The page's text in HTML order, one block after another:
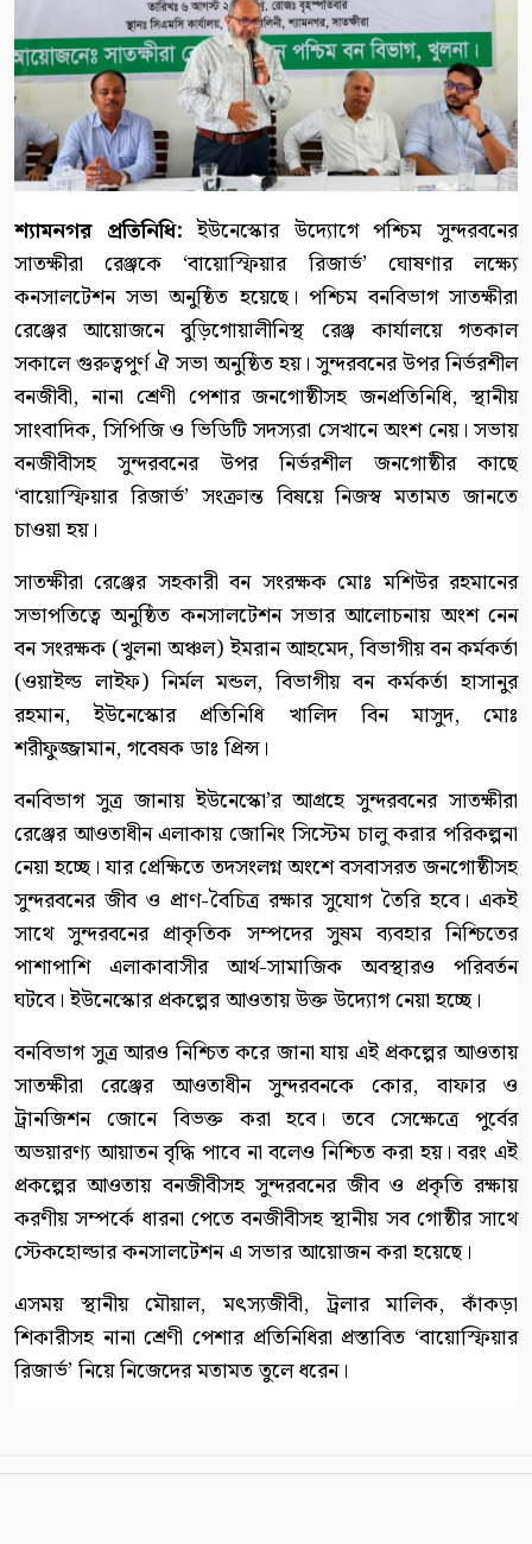
শ্যামনগর প্রতিনিধি: ইউনেস্কোর উদ্যোগে পশ্চিম সুন্দরবনের
সাতক্ষীরা রেঞ্জকে ‘বায়োস্ফিয়ার রিজার্ভ’ ঘোষণার লক্ষ্যে
কনসালটেশন সভা অনুষ্ঠিত হয়েছে। পশ্চিম বনবিভাগ সাতক্ষীরা
রেঞ্জের আয়োজনে বুড়িগোয়ালীনিস্থ রেঞ্জ কার্যালয়ে গতকাল
সকালে গুরুত্বপুর্ণ ঐ সভা অনুষ্ঠিত হয়। সুন্দরবনের উপর নির্ভরশীল
বনজীবী, নানা শ্রেণী পেশার জনগোষ্ঠীসহ জনপ্রতিনিধি, স্থানীয়
সাংবাদিক, সিপিজি ও ভিডিটি সদস্যরা সেখানে অংশ নেয়। সভায়
বনজীবীসহ সুন্দরবনের উপর নির্ভরশীল জনগোষ্ঠীর কাছে
‘বায়োস্ফিয়ার রিজার্ভ’ সংক্রান্ত বিষয়ে নিজস্ব মতামত জানতে
চাওয়া হয়।
সাতক্ষীরা রেঞ্জের সহকারী বন সংরক্ষক মোঃ মশিউর রহমানের
সভাপতিত্বে অনুষ্ঠিত কনসালটেশন সভার আলোচনায় অংশ নেন
বন সংরক্ষক (খুলনা অঞ্চল) ইমরান আহমেদ, বিভাগীয় বন কর্মকর্তা
(ওয়াইল্ড লাইফ) নির্মল মন্ডল, বিভাগীয় বন কর্মকর্তা হাসানুর
রহমান, ইউনেস্কোর প্রতিনিধি খালিদ বিন মাসুদ, মোঃ
শরীফুজ্জামান, গবেষক ডাঃ প্রিন্স।
বনবিভাগ সুত্র জানায় ইউনেস্কো’র আগ্রহে সুন্দরবনের সাতক্ষীরা
রেঞ্জের আওতাধীন এলাকায় জোনিং সিস্টেম চালু করার পরিকল্পনা
নেয়া হচ্ছে। যার প্রেক্ষিতে তদসংলগ্ন অংশে বসবাসরত জনগোষ্ঠীসহ
সুন্দরবনের জীব ও প্রাণ-বৈচিত্র রক্ষার সুযোগ তৈরি হবে। একই
সাথে সুন্দরবনের প্রাকৃতিক সম্পদের সুষম ব্যবহার নিশ্চিতের
পাশাপাশি এলাকাবাসীর আর্থ-সামাজিক অবস্থারও পরিবর্তন
ঘটবে। ইউনেস্কোর প্রকল্পের আওতায় উক্ত উদ্যোগ নেয়া হচ্ছে।
বনবিভাগ সুত্র আরও নিশ্চিত করে জানা যায় এই প্রকল্পের আওতায়
সাতক্ষীরা রেঞ্জের আওতাধীন সুন্দরবনকে কোর, বাফার ও
ট্রানজিশন জোনে বিভক্ত করা হবে। তবে সেক্ষেত্রে পুর্বের
অভয়ারণ্য আয়াতন বৃদ্ধি পাবে না বলেও নিশ্চিত করা হয়। বরং এই
প্রকল্পের আওতায় বনজীবীসহ সুন্দরবনের জীব ও প্রকৃতি রক্ষায়
করণীয় সম্পর্কে ধারনা পেতে বনজীবীসহ স্থানীয় সব গোষ্ঠীর সাথে
স্টেকহোল্ডার কনসালটেশন এ সভার আয়োজন করা হয়েছে।
এসময় স্থানীয় মৌয়াল, মৎস্যজীবী, ট্রলার মালিক, কাঁকড়া
শিকারীসহ নানা শ্রেণী পেশার প্রতিনিধিরা প্রস্তাবিত ‘বায়োস্ফিয়ার
রিজার্ভ’ নিয়ে নিজেদের মতামত তুলে ধরেন।